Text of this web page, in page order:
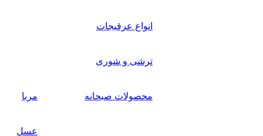
انواع عرقیجات
ترشی و شوری
محصولات صبحانه مربا
عسل